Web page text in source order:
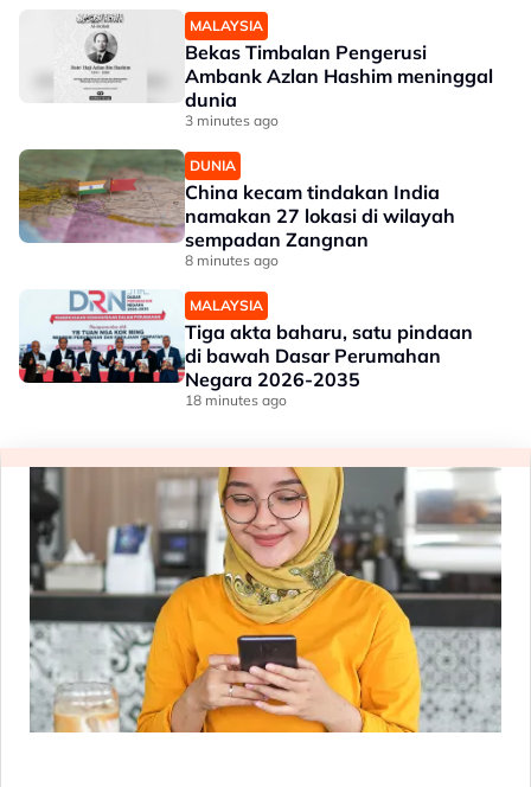
MALAYSIA
Bekas Timbalan Pengerusi
Ambank Azlan Hashim meninggal
dunia
3 minutes ago
DUNIA
China kecam tindakan India
namakan 27 lokasi di wilayah
sempadan Zangnan
8 minutes ago
MALAYSIA
Tiga akta baharu, satu pindaan
di bawah Dasar Perumahan
Negara 2026-2035
18 minutes ago